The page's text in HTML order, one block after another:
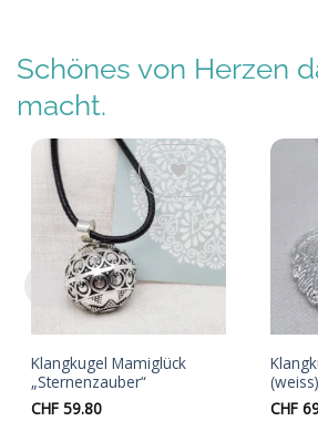
Schönes von Herzen
macht.
Auf die
Wunschliste
Klangkugel Mamiglück
„Sternenzauber“
CHF59.80
(weiss)
CHF